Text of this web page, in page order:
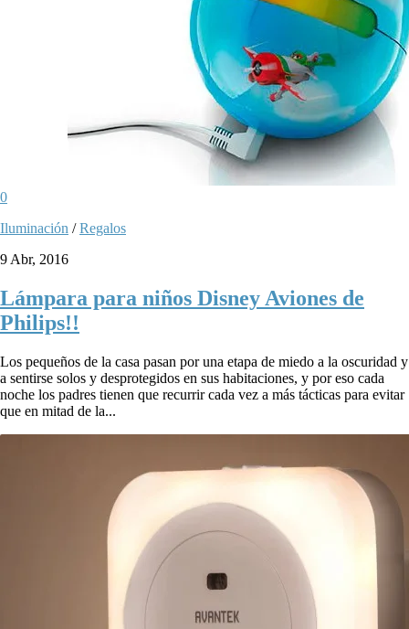
0
Iluminación /Regalos
9 Abr, 2016
Lámpara para niños Disney Aviones de
Philips!!
Los pequeños de la casa pasan por una etapa de miedo a la oscuridad y
a sentirse solos y desprotegidos en sus habitaciones, y por eso cada
noche los padres tienen que recurrir cada vez a más tácticas para evitar
que en mitad de la...